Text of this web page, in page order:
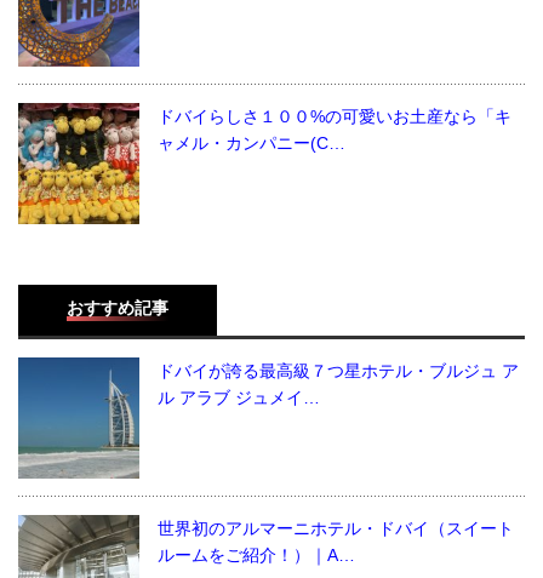
ドバイらしさ１００%の可愛いお土産なら「キ
ャメル・カンパニー(C…
おすすめ記事
ドバイが誇る最高級７つ星ホテル・ブルジュ ア
ル アラブ ジュメイ…
世界初のアルマーニホテル・ドバイ（スイート
ルームをご紹介！）｜A…